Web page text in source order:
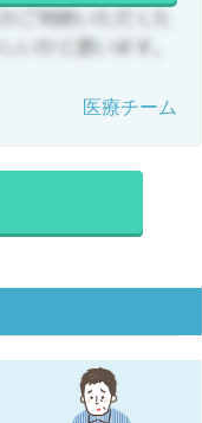
医療チーム